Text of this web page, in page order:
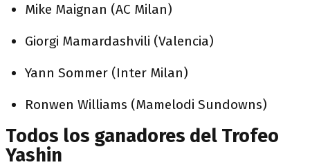
Mike Maignan (AC Milan)
Giorgi Mamardashvili (Valencia)
Yann Sommer (Inter Milan)
Ronwen Williams (Mamelodi Sundowns)
Todos los ganadores del Trofeo
Yashin